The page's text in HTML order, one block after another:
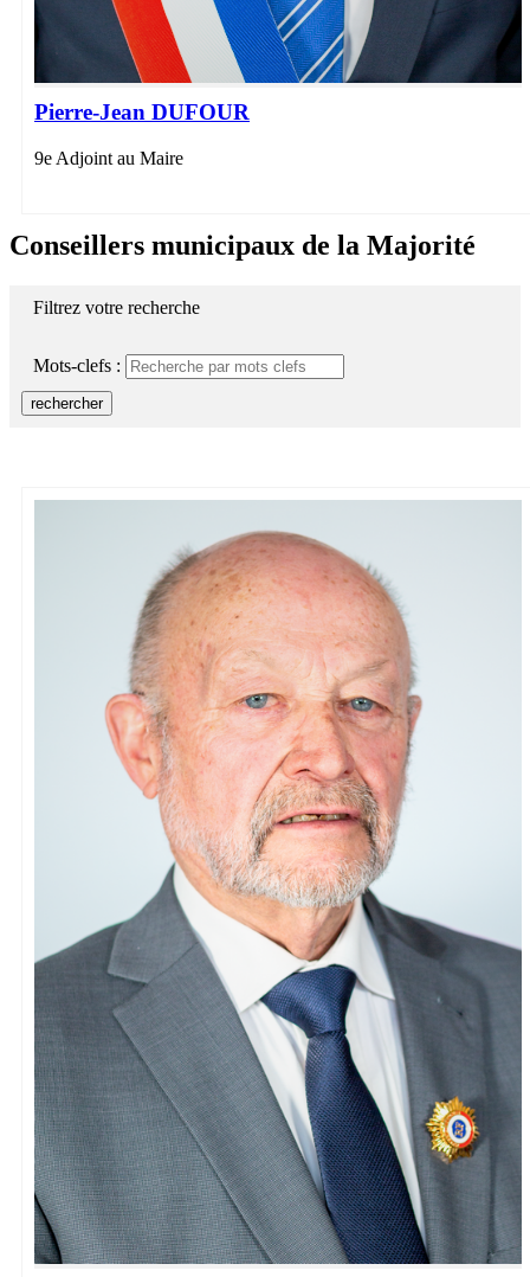
Pierre-Jean DUFOUR
9e Adjoint au Maire
Conseillers municipaux de la Majorité
Filtrez votre recherche
Mots-clefs :
rechercher